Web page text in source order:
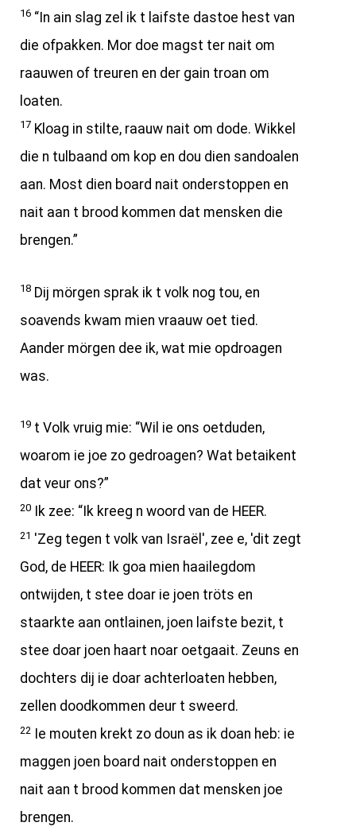
16 “In ain slag zel ik t laifste dastoe hest van
die ofpakken. Mor doe magst ter nait om
raauwen of treuren en der gain troan om
loaten.
17 Kloag in stilte, raauw nait om dode. Wikkel
die n tulbaand om kop en dou dien sandoalen
aan. Most dien board nait onderstoppen en
nait aan t brood kommen dat mensken die
brengen.”
18 Dij mörgen sprak ik t volk nog tou, en
soavends kwam mien vraauw oet tied.
Aander mörgen dee ik, wat mie opdroagen
was.
19 t Volk vruig mie: “Wil ie ons oetduden,
woarom ie joe zo gedroagen? Wat betaikent
dat veur ons?”
20 Ik zee: “Ik kreeg n woord van de HEER.
21 'Zeg tegen t volk van Israël', zee e, 'dit zegt
God, de HEER: Ik goa mien haailegdom
ontwijden, t stee doar ie joen tröts en
staarkte aan ontlainen, joen laifste bezit, t
stee doar joen haart noar oetgaait. Zeuns en
dochters dij ie doar achterloaten hebben,
zellen doodkommen deur t sweerd.
22
Ie mouten krekt zo doun as ik doan heb: ie
maggen joen board nait onderstoppen en
nait aan t brood kommen dat mensken joe
brengen.